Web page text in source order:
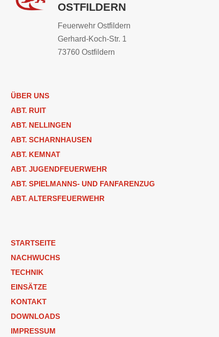
OSTFILDERN
Feuerwehr Ostfildern
Gerhard-Koch-Str. 1
73760 Ostfildern
ÜBER UNS
ABT. RUIT
ABT. NELLINGEN
ABT. SCHARNHAUSEN
ABT. KEMNAT
ABT. JUGENDFEUERWEHR
ABT. SPIELMANNS- UND FANFARENZUG
ABT. ALTERSFEUERWEHR
STARTSEITE
NACHWUCHS
TECHNIK
EINSÄTZE
KONTAKT
DOWNLOADS
IMPRESSUM